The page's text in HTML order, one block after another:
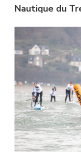
Nautique du